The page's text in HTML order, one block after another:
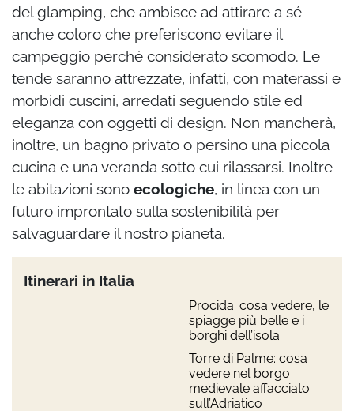
del glamping, che ambisce ad attirare a sé
anche coloro che preferiscono evitare il
campeggio perché considerato scomodo. Le
tende saranno attrezzate, infatti, con materassi e
morbidi cuscini, arredati seguendo stile ed
eleganza con oggetti di design. Non mancherà,
inoltre, un bagno privato o persino una piccola
cucina e una veranda sotto cui rilassarsi. Inoltre
le abitazioni sono ecologiche, in linea con un
futuro improntato sulla sostenibilità per
salvaguardare il nostro pianeta.
Itinerari in Italia
Procida: cosa vedere, le
spiagge più belle e i
borghi dell’isola
Torre di Palme: cosa
vedere nel borgo
medievale affacciato
sull’Adriatico